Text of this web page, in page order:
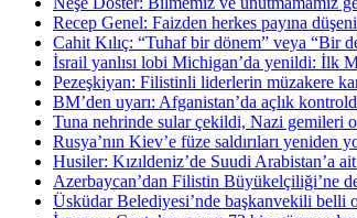
Recep Genel: Faizden herkes payına
Cahit Kılıç: “Tuhaf bir dönem” veya “Bir
İsrail yanlısı lobi Michigan’da yenildi: İlk
Pezeşkiyan: Filistinli liderlerin müzakere
BM’den uyarı: Afganistan’da açlık
Tuna nehrinde sular çekildi, Nazi gemileri
Rusya’nın Kiev’e füze saldırıları yeniden
Husiler: Kızıldeniz’de Suudi Arabistan’a
Azerbaycan’dan Filistin Büyükelçiliği’ne
Üsküdar Belediyesi’nde başkanvekili belli